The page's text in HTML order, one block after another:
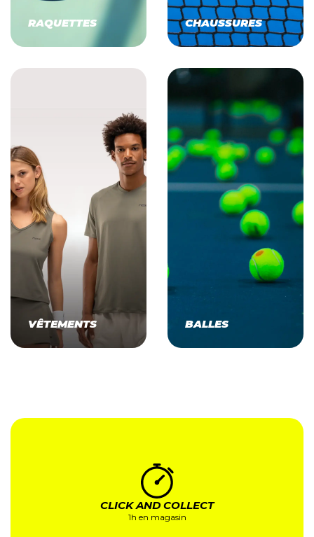
RAQUETTES CHAUSSURES
VÊTEMENTS BALLES
CLICK AND COLLECT
1h en magasin